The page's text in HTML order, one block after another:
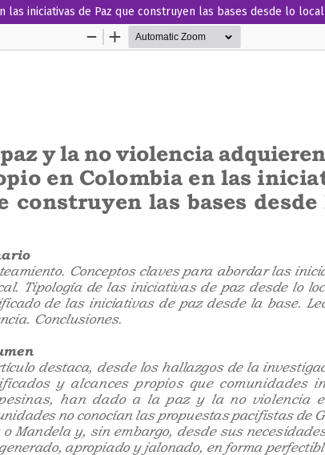
las iniciativas de Paz que construyen las bases desde lo local